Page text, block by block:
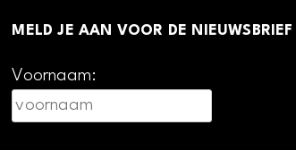
MELD JE AAN VOOR DE NIEUWSBRIEF
Voornaam: